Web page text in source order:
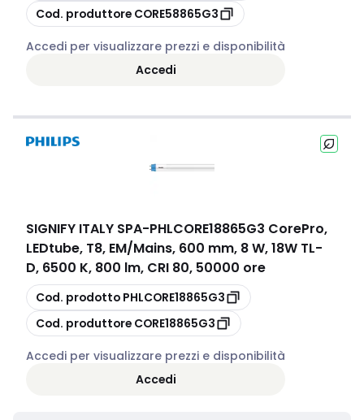
copia
Cod. produttore CORE58865G3
Accedi per visualizzare prezzi e disponibilità
Accedi
SIGNIFY ITALY SPA-PHLCORE18865G3 CorePro,
LEDtube, T8, EM/Mains, 600 mm, 8 W, 18W TL-
D, 6500 K, 800 lm, CRI 80, 50000 ore
copia
Cod. prodotto PHLCORE18865G3
copia
Cod. produttore CORE18865G3
Accedi per visualizzare prezzi e disponibilità
Accedi